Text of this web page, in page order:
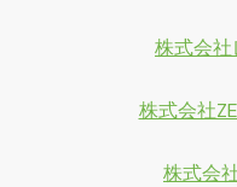
株式会
株式会社
株式会